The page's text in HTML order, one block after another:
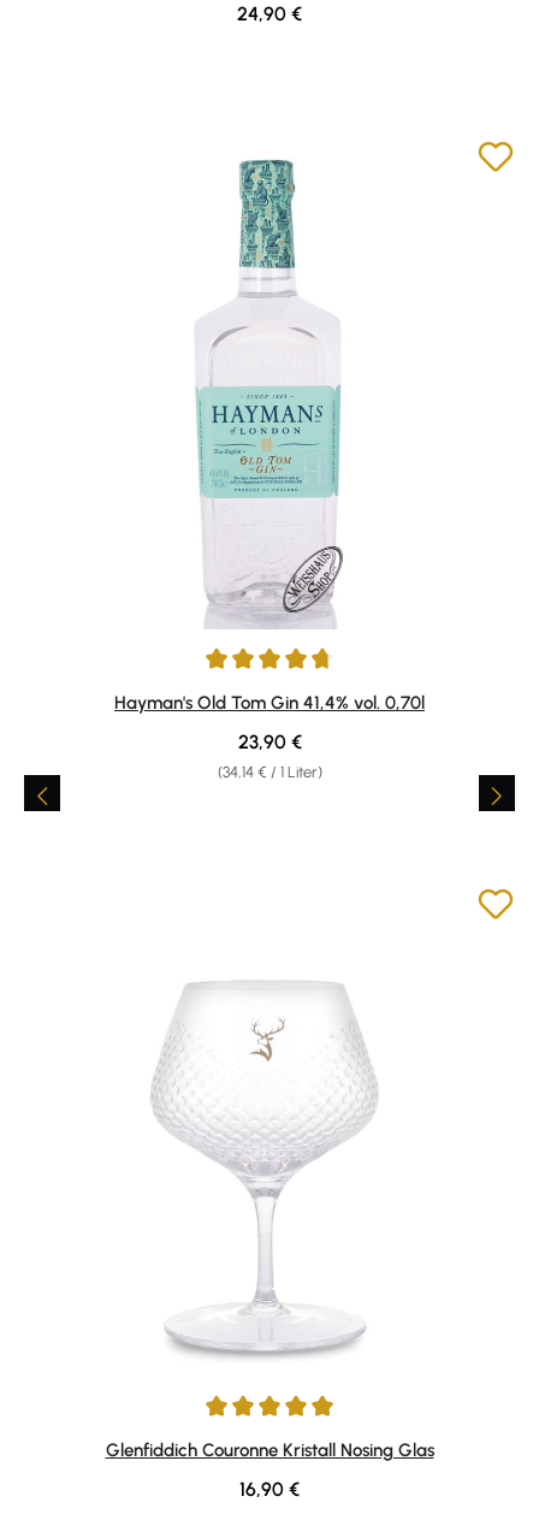
Regulärer Preis:
24,90 €
Durchschnittliche Bewertung von 4.71 von 5 Sternen
Hayman's Old Tom Gin 41,4% vol. 0,70l
(34,14 € / 1 Liter)
Regulärer Preis:
23,90 €
Durchschnittliche Bewertung von 5 von 5 Sternen
Glenfiddich Couronne Kristall Nosing Glas
Regulärer Preis:
16,90 €